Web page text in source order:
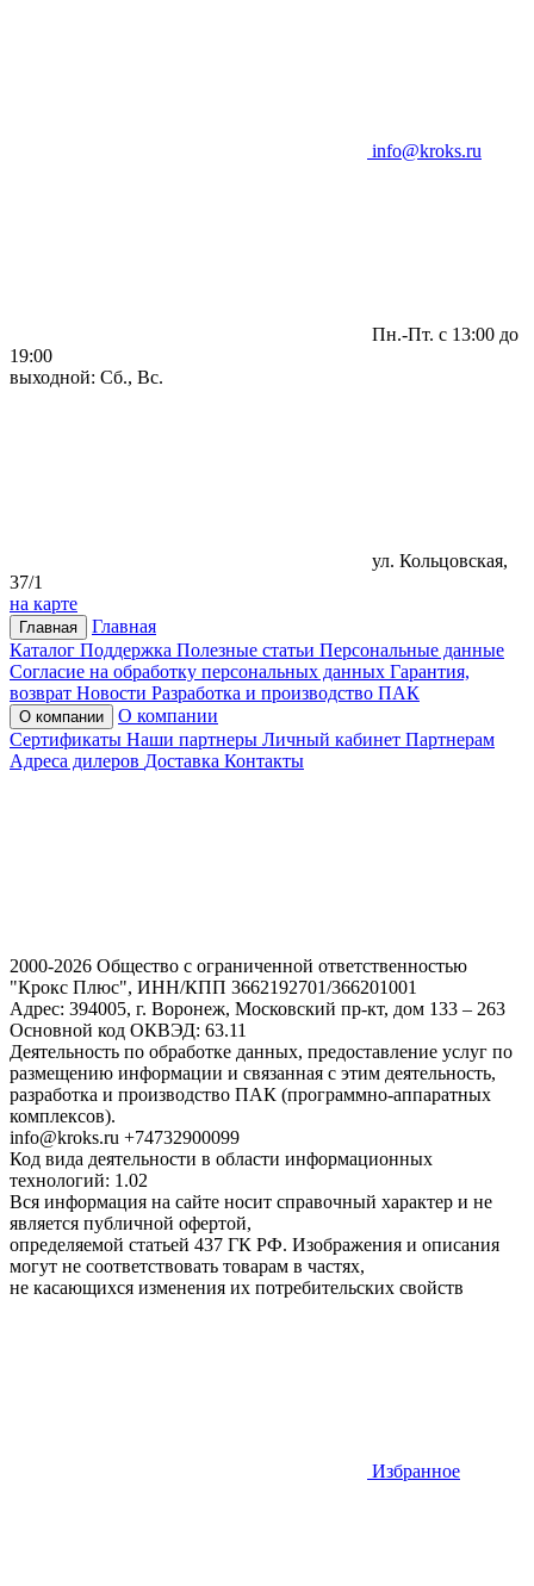
info@kroks.ru
Пн.-Пт. с 13:00 до
19:00
выходной: Сб., Вс.
ул. Кольцовская,
37/1
на карте
Главная
Главная
Каталог Поддержка Полезные статьи Персональные данные
Согласие на обработку персональных данных Гарантия,
возврат Новости Разработка и производство ПАК
О компании
О компании
Сертификаты Наши партнеры Личный кабинет Партнерам
Адреса дилеров Доставка Контакты
2000-2026 Общество с ограниченной ответственностью
"Крокс Плюс", ИНН/КПП 3662192701/366201001
Адрес: 394005, г. Воронеж, Московский пр-кт, дом 133 – 263
Основной код ОКВЭД: 63.11
Деятельность по обработке данных, предоставление услуг по
размещению информации и связанная с этим деятельность,
разработка и производство ПАК (программно-аппаратных
комплексов).
info@kroks.ru +74732900099
Код вида деятельности в области информационных
технологий: 1.02
Вся информация на сайте носит справочный характер и не
является публичной офертой,
определяемой статьей 437 ГК РФ. Изображения и описания
могут не соответствовать товарам в частях,
не касающихся изменения их потребительских свойств
Избранное